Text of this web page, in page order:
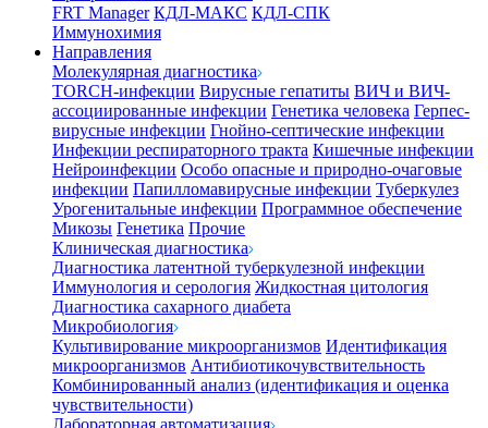
FRT Manager КДЛ-МАКС КДЛ-СПК
Иммунохимия
Направления
Молекулярная диагностика
TORCH-инфекции Вирусные гепатиты ВИЧ и ВИЧ-
ассоциированные инфекции Генетика человека Герпес-
вирусные инфекции Гнойно-септические инфекции
Инфекции респираторного тракта Кишечные инфекции
Нейроинфекции Особо опасные и природно-очаговые
инфекции Папилломавирусные инфекции Туберкулез
Урогенитальные инфекции Программное обеспечение
Микозы Генетика Прочие
Клиническая диагностика
Диагностика латентной туберкулезной инфекции
Иммунология и серология Жидкостная цитология
Диагностика сахарного диабета
Микробиология
Культивирование микроорганизмов Идентификация
микроорганизмов Антибиотикочувствительность
Комбинированный анализ (идентификация и оценка
чувствительности)
Лабораторная автоматизация